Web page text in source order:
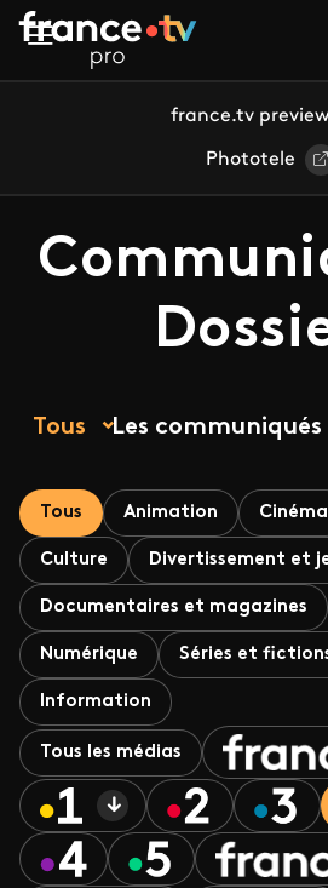
Aller au contenu principal
france.tv preview
Phototele
Tous Les communiqués
Tous Animation Cinéma
Culture Divertissement et
Documentaires et magazines
Numérique Séries et
Information
Tous les médias